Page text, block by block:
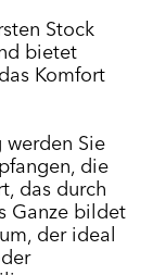
Stock
bietet
Komfort
Sie
die
das durch
Ganze bildet
der ideal